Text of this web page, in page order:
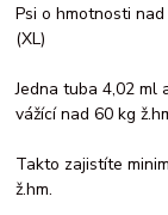
Psi o hmotnosti
(XL)
Jedna tuba 4,02 ml
vážící nad 60 kg
Takto zajistíte
ž.hm.